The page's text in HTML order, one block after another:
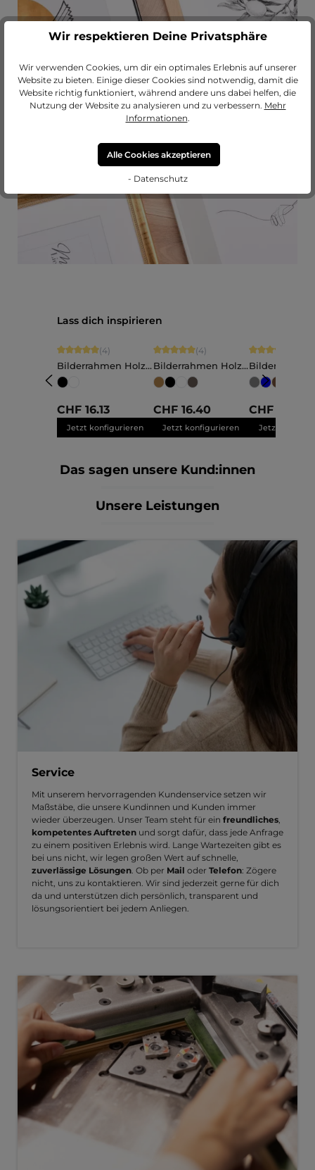
Passendes Passepartout?
Erweitere deinen Rahmen mit einem
hochwertigen Passepartout von
zu unseren Passepartouts
Produktgalerie überspringen
Lass dich inspirieren
Durchschnittliche Bewertung von 5 von 5 Sternen
(4)
Bilderrahmen Holz
Charlotte
Maßanfertigung
CHF 16.13
Jetzt konfigurieren
Durchschnittliche Bewertung von 5
(4)
Bilderrahmen Holz
Elva
Maßanfertigung
CHF 16.40
Jetzt konfigurieren
Nele
CHF 13.79
Jetzt
Das sagen unsere Kund:innen
Unsere Leistungen
Service
Mit unserem hervorragenden Kundenservice setzen wir
Maßstäbe, die unsere Kundinnen und Kunden immer
wieder überzeugen. Unser Team steht für ein freundliches,
kompetentes Auftreten und sorgt dafür, dass jede Anfrage
zu einem positiven Erlebnis wird. Lange Wartezeiten gibt es
bei uns nicht, wir legen großen Wert auf schnelle,
zuverlässige Lösungen. Ob per Mail oder Telefon: Zögere
nicht, uns zu kontaktieren. Wir sind jederzeit gerne für dich
da und unterstützen dich persönlich, transparent und
lösungsorientiert bei jedem Anliegen.
Wir respektieren Deine Privatsphäre
Wir verwenden Cookies, um dir ein optimales Erlebnis auf unserer
Website zu bieten. Einige dieser Cookies sind notwendig, damit die
Website richtig funktioniert, während andere uns dabei helfen, die
Nutzung der Website zu analysieren und zu verbessern. Mehr
Informationen.
Alle Cookies akzeptieren
- Datenschutz